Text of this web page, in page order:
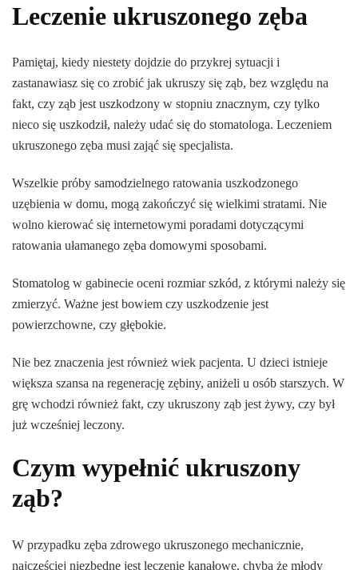
Leczenie ukruszonego zęba
Pamiętaj, kiedy niestety dojdzie do przykrej sytuacji i
zastanawiasz się co zrobić jak ukruszy się ząb, bez względu na
fakt, czy ząb jest uszkodzony w stopniu znacznym, czy tylko
nieco się uszkodził, należy udać się do stomatologa. Leczeniem
ukruszonego zęba musi zająć się specjalista.
Wszelkie próby samodzielnego ratowania uszkodzonego
uzębienia w domu, mogą zakończyć się wielkimi stratami. Nie
wolno kierować się internetowymi poradami dotyczącymi
ratowania ułamanego zęba domowymi sposobami.
Stomatolog w gabinecie oceni rozmiar szkód, z którymi należy się
zmierzyć. Ważne jest bowiem czy uszkodzenie jest
powierzchowne, czy głębokie.
Nie bez znaczenia jest również wiek pacjenta. U dzieci istnieje
większa szansa na regenerację zębiny, aniżeli u osób starszych. W
grę wchodzi również fakt, czy ukruszony ząb jest żywy, czy był
już wcześniej leczony.
Czym wypełnić ukruszony
ząb?
W przypadku zęba zdrowego ukruszonego mechanicznie,
najczęściej niezbędne jest leczenie kanałowe, chyba że młody